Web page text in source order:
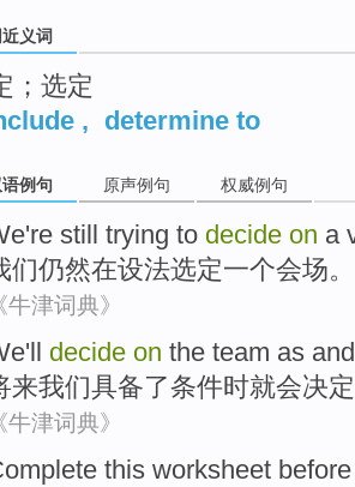
近义词
；选定
, determine to
例句 原声例句 权威例句
're still trying to decide on a
们仍然在设法选定一个会场。
牛津词典》
'll decide on the team as
来我们具备了条件时就会决定
牛津词典》
this worksheet before